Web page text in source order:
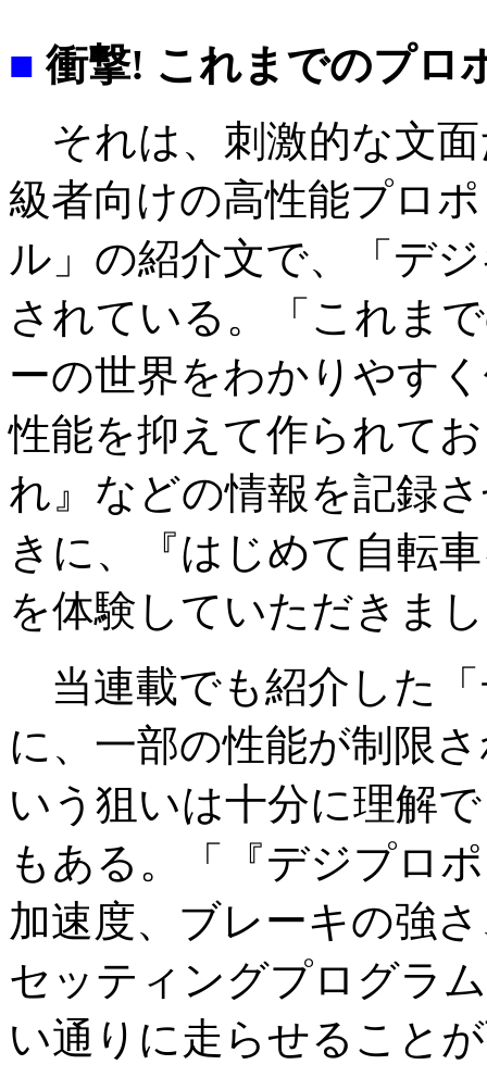
■ 衝撃! これまでのプロ
それは、刺激的な文
級者向けの高性能プロ
ル」の紹介文で、「デ
されている。「これま
ーの世界をわかりやす
性能を抑えて作られて
れ』などの情報を記録
きに、『はじめて自転
を体験していただきま
当連載でも紹介した
に、一部の性能が制限
いう狙いは十分に理解
もある。「『デジプロ
加速度、ブレーキの強
セッティングプログラ
い通りに走らせること